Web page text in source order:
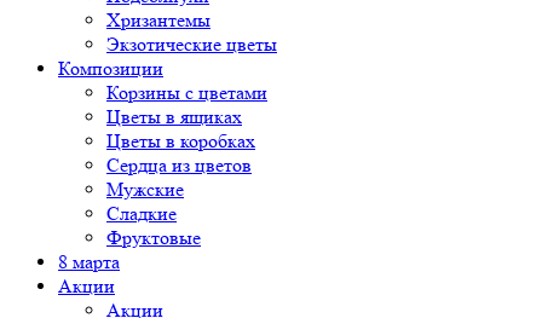
Хризантемы
Экзотические цветы
Композиции
Корзины с цветами
Цветы в ящиках
Цветы в коробках
Сердца из цветов
Мужские
Сладкие
Фруктовые
8 марта
Акции
Акции